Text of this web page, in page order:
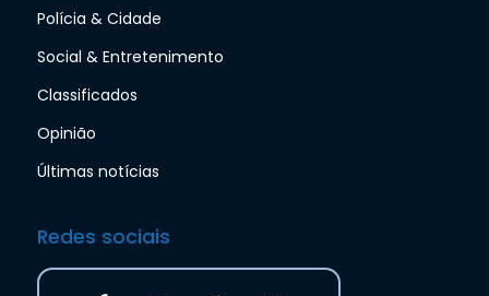
Polícia & Cidade
Social & Entretenimento
Classificados
Opinião
Últimas notícias
Redes sociais